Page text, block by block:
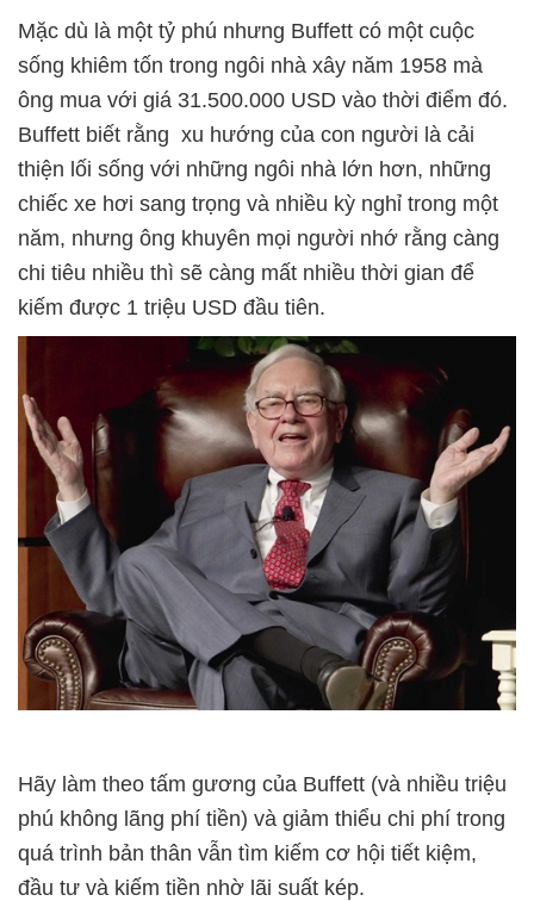
Mặc dù là một tỷ phú nhưng Buffett có một cuộc
sống khiêm tốn trong ngôi nhà xây năm 1958 mà
ông mua với giá 31.500.000 USD vào thời điểm đó.
Buffett biết rằng xu hướng của con người là cải
thiện lối sống với những ngôi nhà lớn hơn, những
chiếc xe hơi sang trọng và nhiều kỳ nghỉ trong một
năm, nhưng ông khuyên mọi người nhớ rằng càng
chi tiêu nhiều thì sẽ càng mất nhiều thời gian để
kiếm được 1 triệu USD đầu tiên.
Hãy làm theo tấm gương của Buffett (và nhiều triệu
phú không lãng phí tiền) và giảm thiểu chi phí trong
quá trình bản thân vẫn tìm kiếm cơ hội tiết kiệm,
đầu tư và kiếm tiền nhờ lãi suất kép.